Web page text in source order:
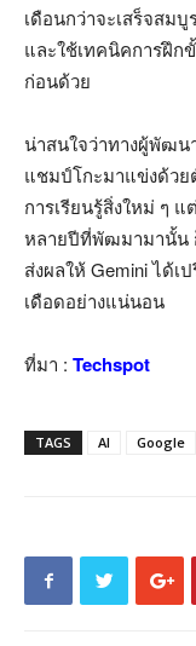
เดือนกว่าจะเสร็จสม
และใช้เทคนิคการฝึก
ก่อนด้วย
น่าสนใจว่าทางผู้พัฒน
แชมป์โกะมาแข่งด้วย
การเรียนรู้สิ่งใหม่ ๆ แ
หลายปีที่พัฒมามานั้น
ส่งผลให้ Gemini ได้เ
เดือดอย่างแน่นอน
ที่มา : Techspot
TAGS AI Google